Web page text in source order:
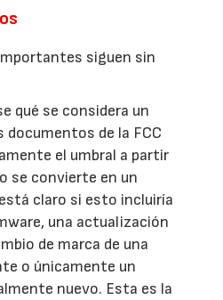
siguen sin
qué se considera un
documentos de la FCC
el umbral a partir
se convierte en un
claro si esto incluiría
una actualización
de marca de una
o únicamente un
nuevo. Esta es la